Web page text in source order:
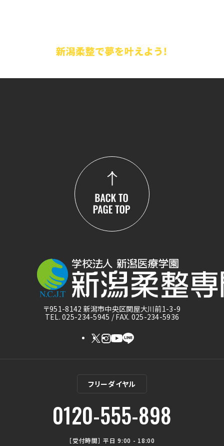
〒951-8142 新潟市中央区関屋大川前1-3-9
TEL. 025-234-5945 / FAX. 025-234-5936
フリーダイヤル
0120-555-898
［受付時間］ 平日 9:00 - 18:00